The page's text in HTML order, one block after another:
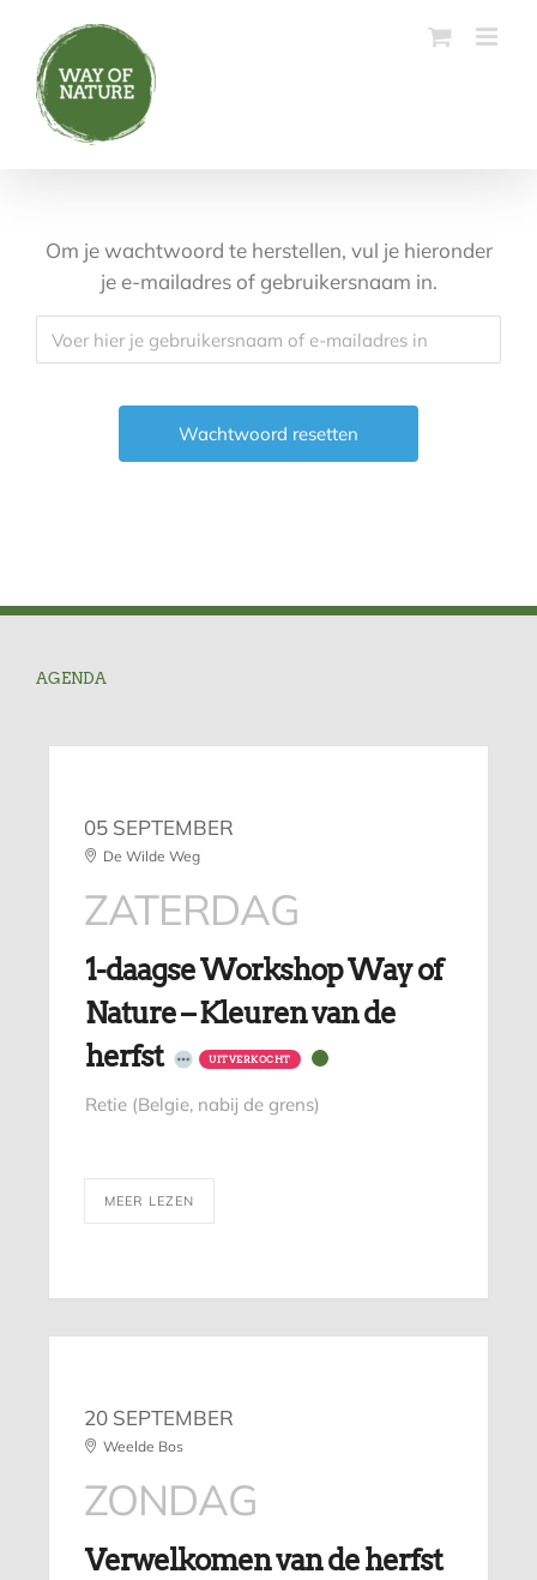
inhoud
Om je wachtwoord te herstellen, vul je hieronder
je e-mailadres of gebruikersnaam in.
AGENDA
05 SEPTEMBER
De Wilde Weg
ZATERDAG
1-daagse Workshop Way of
Nature – Kleuren van de
herfst
UITVERKOCHT
Retie (Belgie, nabij de grens)
MEER LEZEN
20 SEPTEMBER
Weelde Bos
ZONDAG
Verwelkomen van de herfst